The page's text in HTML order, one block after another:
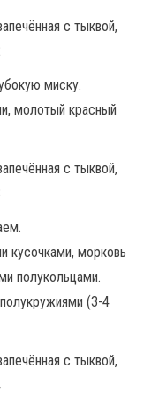
миску.
молотый красный
кусочками, морковь
полукольцами.
(3-4